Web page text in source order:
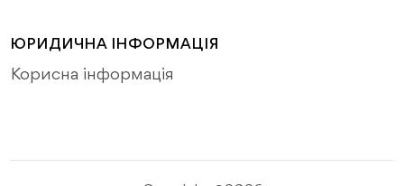
ЮРИДИЧНА ІНФОРМАЦІЯ
Корисна інформація